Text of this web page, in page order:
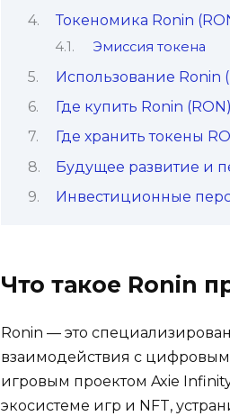
Токеномика Ronin
Эмиссия токена
Использование Ronin
Где купить Ronin
Где хранить токены
Будущее развитие и
Инвестиционные
Что такое Ronin
Ronin — это
взаимодействия с
игровым проектом Axie
экосистеме игр и NFT,